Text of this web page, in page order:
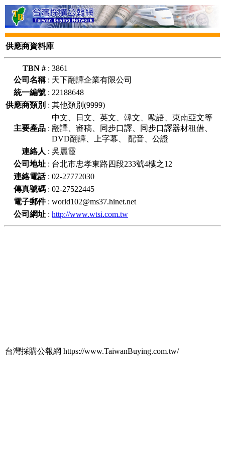
供應商資料庫
TBN # : 3861
公司名稱: 天下翻譯企業有限公司
統一編號 : 22188648
供應商類別 : 其他類別(9999)
主要產品 :
中文、日文、英文、韓文、歐語、東南亞文等
翻譯、審稿、同步口譯、同步口譯器材租借、
DVD翻譯、上字幕、 配音、公證
連絡人 : 吳麗霞
公司地址 : 台北市忠孝東路四段233號4樓之12
連絡電話: 02-27772030
傳真號碼 : 02-27522445
電子郵件: world102@ms37.hinet.net
公司網址 : http://www.wtsi.com.tw
台灣採購公報網 https://www.TaiwanBuying.com.tw/